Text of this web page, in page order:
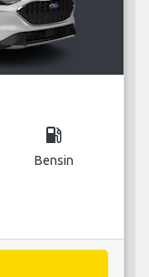
local_gas_station
Bensin